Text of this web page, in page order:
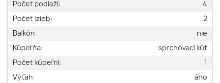
Počet podlaží:
4
Počet izieb:
2
Balkón:
nie
Kúpeľňa:
sprchovací kút
Počet kúpeľní:
1
Výťah:
áno